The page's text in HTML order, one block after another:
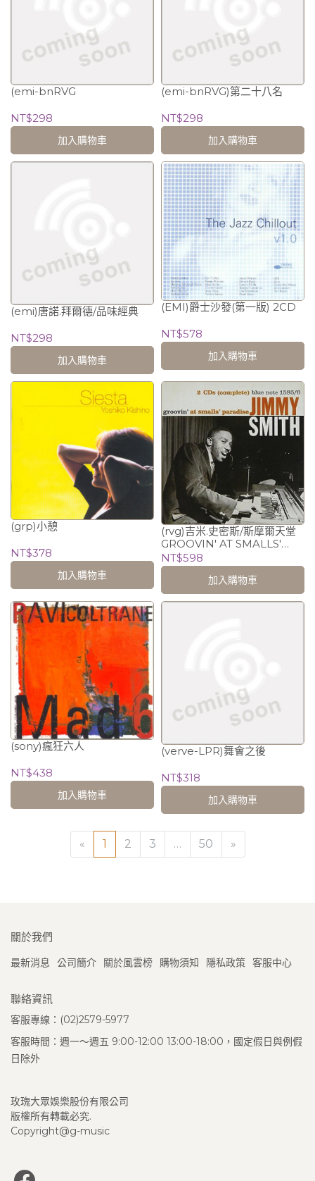
(emi-bnRVG
NT$298
加入購物車
(emi-bnRVG)第二十八名
NT$298
加入購物車
(emi)唐諾.拜爾德/品味經典
NT$298
加入購物車
(EMI)爵士沙發(第一版) 2CD
NT$578
加入購物車
(grp)小憩
NT$378
加入購物車
(rvg)吉米.史密斯/斯摩爾天堂
GROOVIN' AT SMALLS'
PARADISE
NT$598
加入購物車
(sony)瘋狂六人
NT$438
加入購物車
(verve-LPR)舞會之後
NT$318
加入購物車
« 1 2 3 … 50 »
關於我們
最新消息 公司簡介 關於風雲榜 購物須知 隱私政策 客服中心
聯絡資訊
客服專線：(02)2579-5977
客服時間：週一～週五 9:00-12:00 13:00-18:00，國定假日與例假
日除外
玫瑰大眾娛樂股份有限公司
版權所有轉載必究.
Copyright@g-music